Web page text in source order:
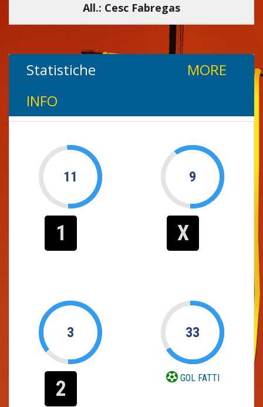
All.: Cesc Fabregas
Statistiche
MORE
INFO
11
1
9
X
3
2
33
GOL FATTI